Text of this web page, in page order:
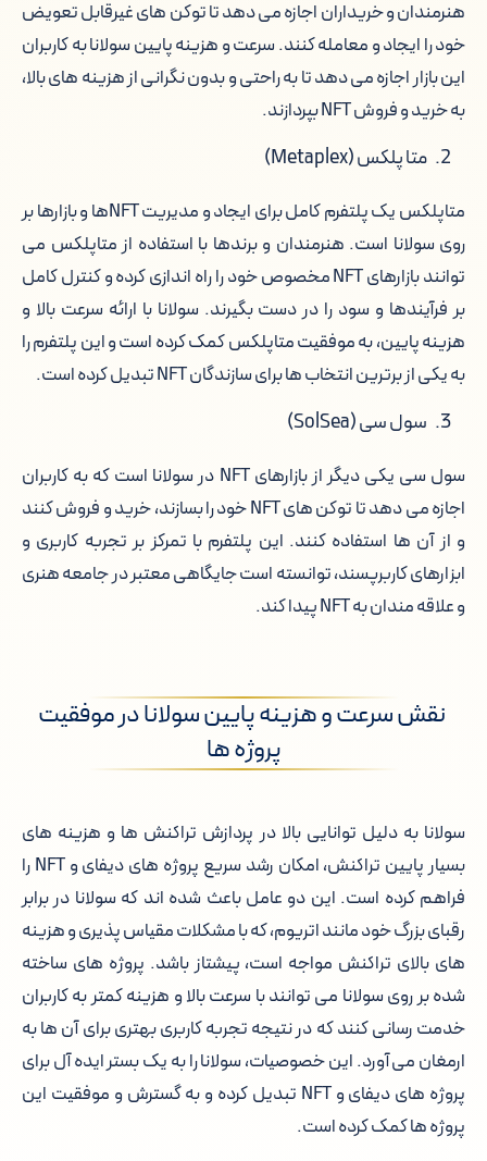
هنرمندان و خریداران اجازه می دهد تا توکن های غیرقابل تعویض
خود را ایجاد و معامله کنند. سرعت و هزینه پایین سولانا به کاربران
این بازار اجازه می دهد تا به راحتی و بدون نگرانی از هزینه های بالا،
به خرید و فروش NFT بپردازند.
متا پلکس (Metaplex)
متاپلکس یک پلتفرم کامل برای ایجاد و مدیریت NFTها و بازارها بر
روی سولانا است. هنرمندان و برندها با استفاده از متاپلکس می
توانند بازارهای NFT مخصوص خود را راه اندازی کرده و کنترل کامل
بر فرآیندها و سود را در دست بگیرند. سولانا با ارائه سرعت بالا و
هزینه پایین، به موفقیت متاپلکس کمک کرده است و این پلتفرم را
به یکی از برترین انتخاب ها برای سازندگان NFT تبدیل کرده است.
سول سی (SolSea)
سول سی یکی دیگر از بازارهای NFT در سولانا است که به کاربران
اجازه می دهد تا توکن های NFT خود را بسازند، خرید و فروش کنند
و از آن ها استفاده کنند. این پلتفرم با تمرکز بر تجربه کاربری و
ابزارهای کاربرپسند، توانسته است جایگاهی معتبر در جامعه هنری
و علاقه مندان به NFT پیدا کند.
نقش سرعت و هزینه پایین سولانا در موفقیت
پروژه ها
سولانا به دلیل توانایی بالا در پردازش تراکنش ها و هزینه های
بسیار پایین تراکنش، امکان رشد سریع پروژه های دیفای و NFT را
فراهم کرده است. این دو عامل باعث شده اند که سولانا در برابر
رقبای بزرگ خود مانند اتریوم، که با مشکلات مقیاس پذیری و هزینه
های بالای تراکنش مواجه است، پیشتاز باشد. پروژه های ساخته
شده بر روی سولانا می توانند با سرعت بالا و هزینه کمتر به کاربران
خدمت رسانی کنند که در نتیجه تجربه کاربری بهتری برای آن ها به
ارمغان می آورد. این خصوصیات، سولانا را به یک بستر ایده آل برای
پروژه های دیفای و NFT تبدیل کرده و به گسترش و موفقیت این
پروژه ها کمک کرده است.